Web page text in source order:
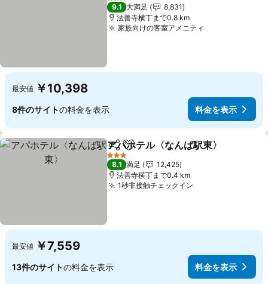
3 ホテルのランク
9.1 大満足
8,831
法善寺横丁まで0.8 km
家族向けの客室アメニティ
最安値 ￥10,398
8件のサイトの料金を表示 料金を表示
シェアお気に入りに追加
アパホテル〈なんば駅東〉
3 ホテルのランク
8.1 満足
12,425
法善寺横丁まで0.4 km
1秒非接触チェックイン
最安値 ￥7,559
13件のサイトの料金を表示 料金を表示